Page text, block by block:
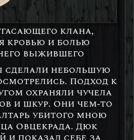
клана,
кровью и болью
выжившего
небольшую
Подход к
охраняли чучела
и шкур. Они чем-то
убитого мною
Овцекрада. Дюк